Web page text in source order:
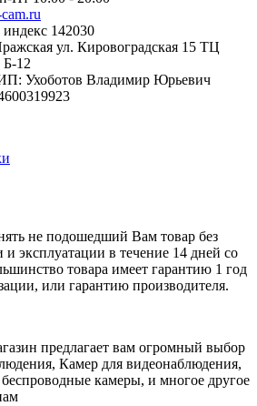
142030
ул. Кировоградская 15 ТЦ
12
Ухоботов Владимир Юрьевич
не подошедший Вам товар без
и эксплуатации в течение 14 дней со
товара имеет гарантию 1 год
или гарантию производителя.
предлагает вам огромный выбор
Камер для видеонаблюдения,
камеры, и многое другое